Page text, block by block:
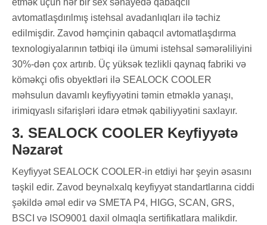
avtomatlaşdırılmış istehsal avadanlıqları ilə təchiz
edilmişdir. Zavod həmçinin qabaqcıl avtomatlaşdırma
texnologiyalarının tətbiqi ilə ümumi istehsal səmərəliliyini
30%-dən çox artırıb. Üç yüksək tezlikli qaynaq fabriki və
köməkçi ofis obyektləri ilə SEALOCK COOLER
məhsulun davamlı keyfiyyətini təmin etməklə yanaşı,
irimiqyaslı sifarişləri idarə etmək qabiliyyətini saxlayır.
3. SEALOCK COOLER Keyfiyyətə
Nəzarət
Keyfiyyət SEALOCK COOLER-in etdiyi hər şeyin əsasını
təşkil edir. Zavod beynəlxalq keyfiyyət standartlarına ciddi
şəkildə əməl edir və SMETA P4, HIGG, SCAN, GRS,
BSCI və ISO9001 daxil olmaqla sertifikatlara malikdir.